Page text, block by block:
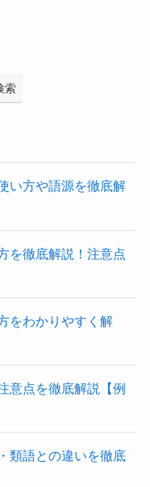
索
い方や語源を徹底解
を徹底解説！注意点
をわかりやすく解
意点を徹底解説【例
類語との違いを徹底